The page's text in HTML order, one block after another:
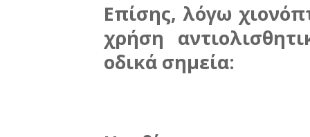
Επίσης, λόγω
χρήση
οδικά σημεία: